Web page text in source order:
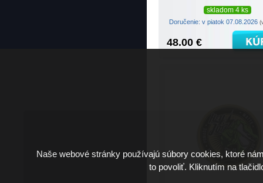
skladom 4 ks
Doručenie: v piatok 07.08.2026
48.00 €
Naše webové stránky používajú súbory cookies, ktoré
to povoliť. Kliknutím na